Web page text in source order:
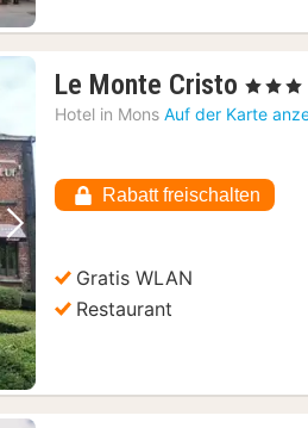
Nächstes Bild
Le Monte Cristo 1
€
, 3 Sterne
Hotel in Mons Auf der Karte
Rabatt freischalten
Gratis WLAN
Restaurant